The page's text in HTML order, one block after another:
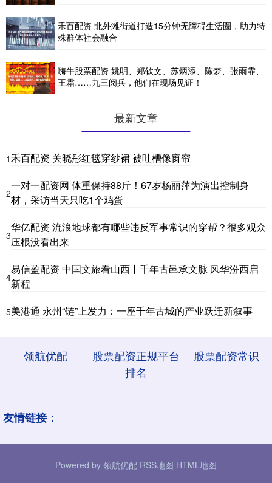
禾百配资 北外滩街道打造15分钟无障碍生活圈，助力特
殊群体社会融合
嗨牛股票配资 姚明、郑钦文、苏炳添、陈梦、张雨霏、
王霜……九三阅兵，他们在现场见证！
最新文章
1禾百配资 关晓彤红毯穿纱裙 被吐槽像窗帘
2
一对一配资网 体重保持88斤！67岁杨丽萍为演出控制身
材，采访当天只吃1个鸡蛋
3
华亿配资 流浪地球都有哪些违反军事常识的穿帮？很多观众
压根没看出来
4
易信盈配资 中国文旅看山西丨千年古邑承文脉 风华汾西启
新程
5美港通 永州“链”上发力：一座千年古城的产业跃迁新叙事
领航优配
股票配资正规平台
排名
股票配资常识
友情链接：
Powered by 领航优配 RSS地图 HTML地图